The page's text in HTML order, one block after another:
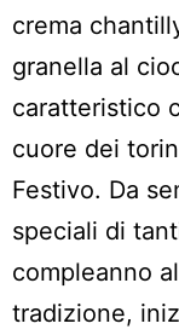
crema
granella al
caratteristico
cuore dei
Festivo. Da
speciali di
compleanno
tradizione,